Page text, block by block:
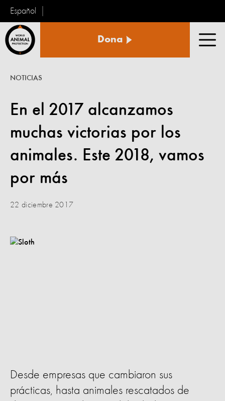
Español
Animal
Dona
En el 2017 alcanzamos
muchas victorias por los
animales. Este 2018, vamos
por más
NOTICIAS
22 diciembre 2017
Desde empresas que cambiaron sus
prácticas, hasta animales rescatados de